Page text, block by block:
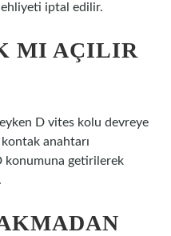
ehliyeti iptal edilir.
MI AÇILIR
D vites kolu devreye
anahtarı
konumuna getirilerek